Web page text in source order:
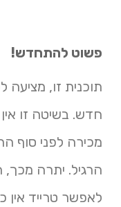
פשוט להתחדש!
תוכנית זו, מציעה
חדש. בשיטה זו
מכירה לפני סוף
הרגיל. יתרה מכך,
לאפשר טרייד אין